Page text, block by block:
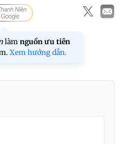
làm nguồn ưu tiên
Xem hướng dẫn.